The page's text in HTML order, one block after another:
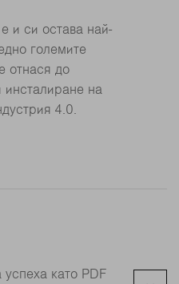
и си остава най-
големите
отнася до
инсталиране на
4.0.
успеха като PDF